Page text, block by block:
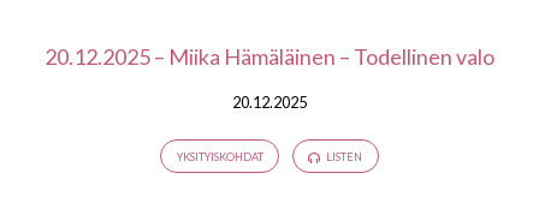
20.12.2025 – Miika Hämäläinen – Todellinen valo
20.12.2025
YKSITYISKOHDAT LISTEN